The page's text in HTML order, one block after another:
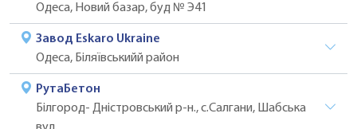
Одеса, Новий базар, буд № Э41
Завод Eskaro Ukraine
Одеса, Біляївськийй район
РутаБетон
Білгород- Дністровський р-н., с.Салгани, Шабська